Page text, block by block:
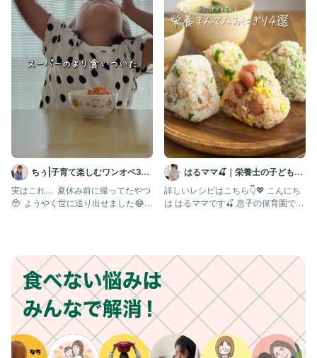
◯毎日フルタイムで働きながら、
ワンオぺ率高い中でも毎日元気に過ごせるように。
＋おにぎり屋で働いていた経験をもとに、
「時短✖️栄養も摂れるおにぎり」を発信しています
最後まで見て下さりありがとうございました🙇
👉 @𝙘𝙝𝙞𝙮𝙤__𝙤𝙣𝙞𝙜𝙞𝙧𝙞
#おにぎり
#おにぎりレシピ
#おにぎりの具
#onigiri
#おむすび
ちぅ|子育て楽しむワンオペ3児
ママ
実はこれ… ⁡ 夏休み前に撮ってたやつ
🥹 ⁡ ようやく世に送り出せました😂
はるママ🍒｜栄養士の子どもと
食べる30分献立
詳しいレシピはこちら👇💖 こんにち
は はるママです🍒 息子の保育園で健